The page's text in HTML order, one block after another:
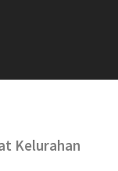
Kelurahan